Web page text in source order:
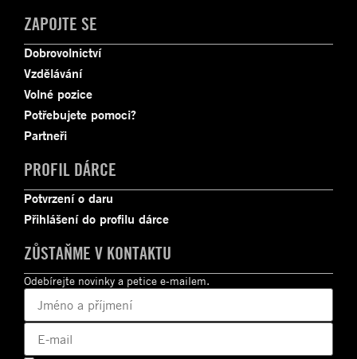
ZAPOJTE SE
Dobrovolnictví
Vzdělávání
Volné pozice
Potřebujete pomoci?
Partneři
PROFIL DÁRCE
Potvrzení o daru
Přihlášení do profilu dárce
ZŮSTAŇME V KONTAKTU
Odebírejte novinky a petice e-mailem.